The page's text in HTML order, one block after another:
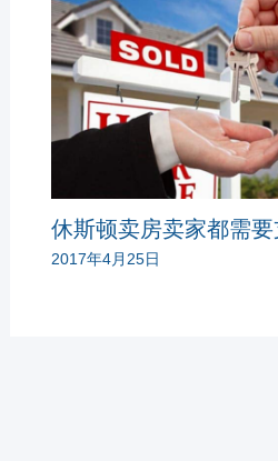
休斯顿卖房卖家都需要
2017年4月25日